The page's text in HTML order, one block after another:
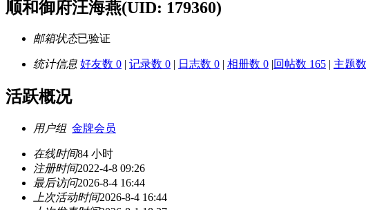
顺和御府汪海燕(UID: 179360)
邮箱状态已验证
统计信息 好友数 0 | 记录数 0 | 日志数 0 | 相册数 0 |回帖数 165 | 主题
活跃概况
用户组 金牌会员
在线时间84 小时
注册时间2022-4-8 09:26
最后访问2026-8-4 16:44
上次活动时间2026-8-4 16:44